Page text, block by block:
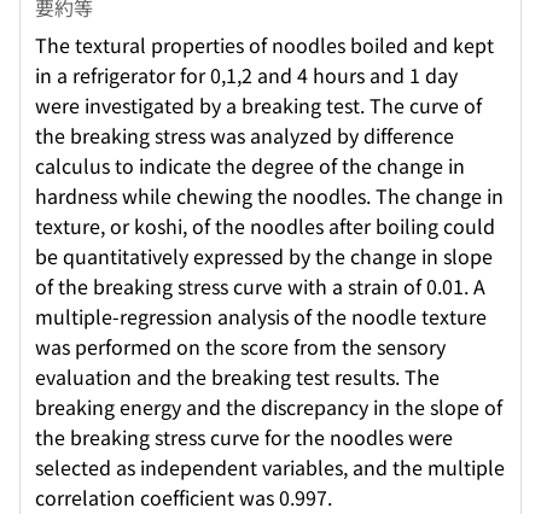
要約等
The textural properties of noodles boiled and kept
in a refrigerator for 0,1,2 and 4 hours and 1 day
were investigated by a breaking test. The curve of
the breaking stress was analyzed by difference
calculus to indicate the degree of the change in
hardness while chewing the noodles. The change in
texture, or koshi, of the noodles after boiling could
be quantitatively expressed by the change in slope
of the breaking stress curve with a strain of 0.01. A
multiple-regression analysis of the noodle texture
was performed on the score from the sensory
evaluation and the breaking test results. The
breaking energy and the discrepancy in the slope of
the breaking stress curve for the noodles were
selected as independent variables, and the multiple
correlation coefficient was 0.997.